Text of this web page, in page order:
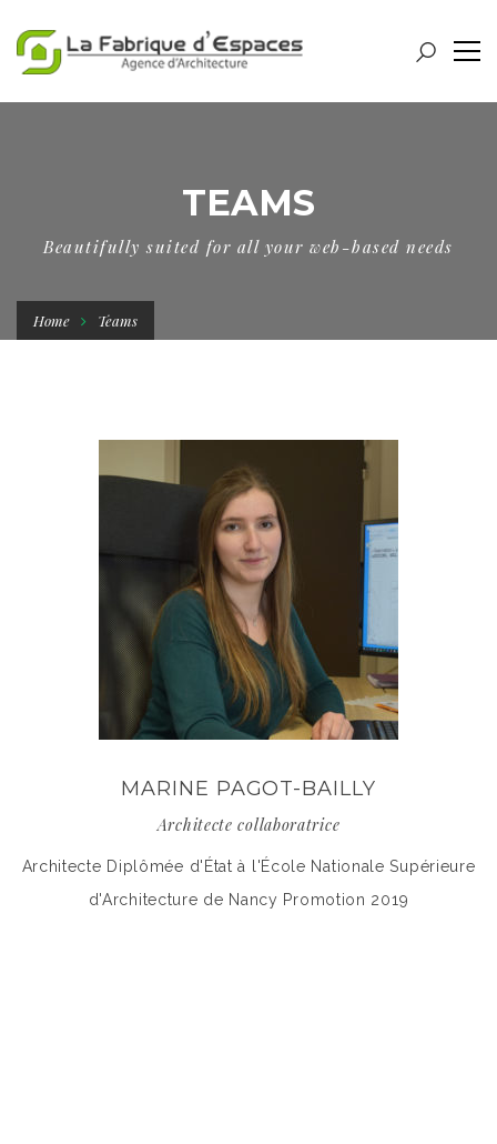
TEAMS
Beautifully suited for all your web-based needs
Home Teams
MARINE PAGOT-BAILLY
Architecte collaboratrice
Architecte Diplômée d'État à l'École Nationale Supérieure
d'Architecture de Nancy Promotion 2019